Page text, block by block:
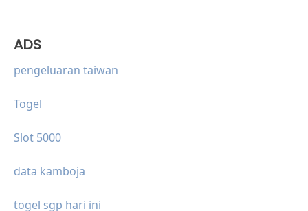
ADS
pengeluaran taiwan
Togel
Slot 5000
data kamboja
togel sgp hari ini